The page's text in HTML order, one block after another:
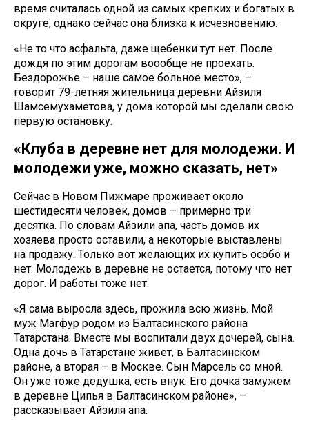
время считалась одной из самых крепких и богатых в
округе, однако сейчас она близка к исчезновению.
«Не то что асфальта, даже щебенки тут нет. После
дождя по этим дорогам воообще не проехать.
Бездорожье – наше самое больное место», –
говорит 79-летняя жительница деревни Айзиля
Шамсемухаметова, у дома которой мы сделали свою
первую остановку.
«Клуба в деревне нет для молодежи. И
молодежи уже, можно сказать, нет»
Сейчас в Новом Пижмаре проживает около
шестидесяти человек, домов – примерно три
десятка. По словам Айзили апа, часть домов их
хозяева просто оставили, а некоторые выставлены
на продажу. Только вот желающих их купить особо и
нет. Молодежь в деревне не остается, потому что нет
дорог. И работы тоже нет.
«Я сама выросла здесь, прожила всю жизнь. Мой
муж Магфур родом из Балтасинского района
Татарстана. Вместе мы воспитали двух дочерей, сына.
Одна дочь в Татарстане живет, в Балтасинском
районе, а вторая – в Москве. Сын Марсель со мной.
Он уже тоже дедушка, есть внук. Его дочка замужем
в деревне Ципья в Балтасинском районе», –
рассказывает Айзиля апа.